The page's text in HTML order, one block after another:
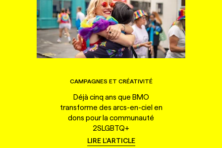
CAMPAGNES ET CRÉATIVITÉ
Déjà cinq ans que BMO
transforme des arcs-en-ciel en
dons pour la communauté
2SLGBTQ+
LIRE L'ARTICLE